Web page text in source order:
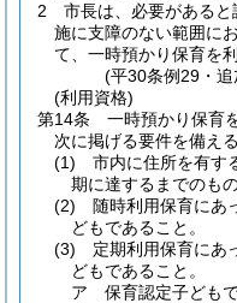
2
市長は、必要がある
施に支障のない範囲にお
て、一時預かり保育を
(平30条例29・
(利用資格)
第14条
一時預かり保育
次に掲げる要件を備え
(1)
市内に住所を有す
期に達するまでのも
(2)
随時利用保育にあ
どもであること。
(3)
定期利用保育にあ
どもであること。
ア
保育認定子ども